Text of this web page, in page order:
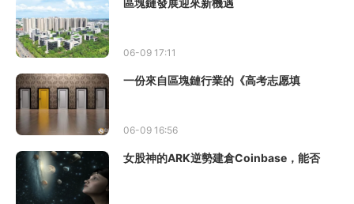
區塊鏈發展迎來新機遇
06-09 17:11
一份來自區塊鏈行業的《高考志愿填
06-09 16:56
女股神的ARK逆勢建倉Coinbase，能否